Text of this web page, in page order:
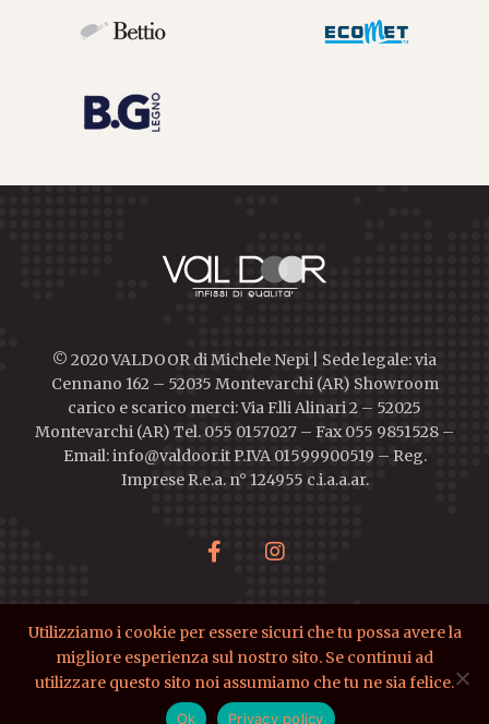
© 2020 VALDOOR di Michele Nepi | Sede legale: via
Cennano 162 – 52035 Montevarchi (AR) Showroom
carico e scarico merci: Via F.lli Alinari 2 – 52025
Montevarchi (AR) Tel. 055 0157027 – Fax 055 9851528 –
Email: info@valdoor.it P.IVA 01599900519 – Reg.
Imprese R.e.a. n° 124955 c.i.a.a.ar.
ValDoor di Nepi Michele - Via Cennano 162 Montevarchi (AR)
P.IVA 01599900519 Cod. Fisc.NPEMHL69C07H901C
© Tutti i diritti riservati - 2023
Utilizziamo i cookie per essere sicuri che tu possa avere la
migliore esperienza sul nostro sito. Se continui ad
utilizzare questo sito noi assumiamo che tu ne sia felice.
Ok Privacy policy